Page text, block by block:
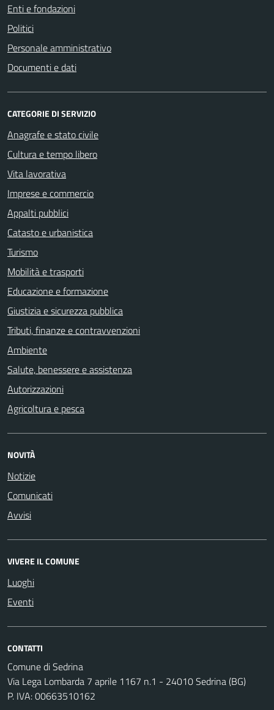
Enti e fondazioni
Politici
Personale amministrativo
Documenti e dati
CATEGORIE DI SERVIZIO
Anagrafe e stato civile
Cultura e tempo libero
Vita lavorativa
Imprese e commercio
Appalti pubblici
Catasto e urbanistica
Turismo
Mobilità e trasporti
Educazione e formazione
Giustizia e sicurezza pubblica
Tributi, finanze e contravvenzioni
Ambiente
Salute, benessere e assistenza
Autorizzazioni
Agricoltura e pesca
NOVITÀ
Notizie
Comunicati
Avvisi
VIVERE IL COMUNE
Luoghi
Eventi
CONTATTI
Comune di Sedrina
Via Lega Lombarda 7 aprile 1167 n.1 - 24010 Sedrina (BG)
P. IVA: 00663510162